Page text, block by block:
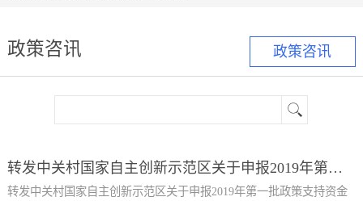
创新
政策咨讯
政策咨讯
转发中关村国家自主创新示范区关于申报2019年第一批政策支持资金项目的通知
转发中关村国家自主创新示范区关于申报2019年第一批政策支持资金